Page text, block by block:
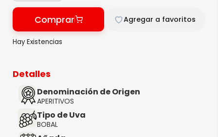
Comprar Agregar a favoritos
Hay Existencias
Detalles
Denominación de Origen
APERITIVOS
Tipo de Uva
BOBAL